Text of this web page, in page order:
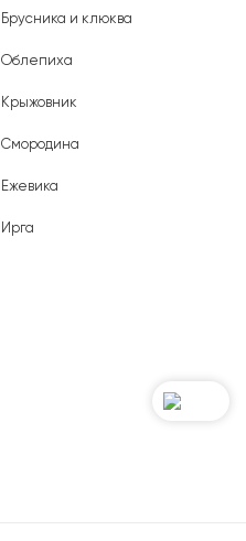
Брусника и клюква
Облепиха
Крыжовник
Смородина
Ежевика
Ирга